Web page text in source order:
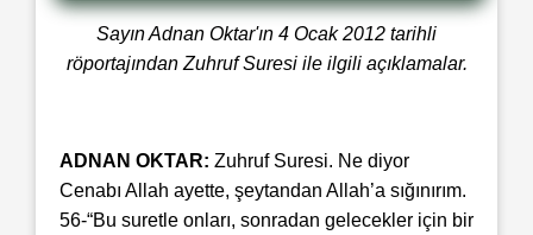
Sayın Adnan Oktar'ın 4 Ocak 2012 tarihli
röportajından Zuhruf Suresi ile ilgili açıklamalar.
ADNAN OKTAR: Zuhruf Suresi. Ne diyor
Cenabı Allah ayette, şeytandan Allah’a sığınırım.
56-“Bu suretle onları, sonradan gelecekler için bir